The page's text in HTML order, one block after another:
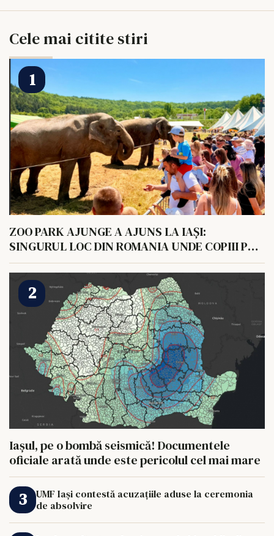
Cele mai citite stiri
ZOO PARK AJUNGE A AJUNS LA IAȘI:
SINGURUL LOC DIN ROMANIA UNDE COPIII POT
HRANI UN ELEFANT
Iașul, pe o bombă seismică! Documentele
oficiale arată unde este pericolul cel mai mare
UMF Iași contestă acuzațiile aduse la ceremonia
de absolvire